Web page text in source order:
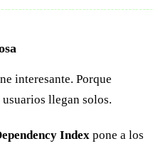
interesante. Porque
llegan solos.
Index pone a los